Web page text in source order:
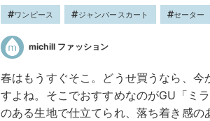
ワンピース ジャンパースカート セーター
michill ファッション
春はもうすぐそこ。どうせ買うなら、
すよね。そこでおすすめなのがGU「ミ
のある生地で仕立てられ、落ち着き感